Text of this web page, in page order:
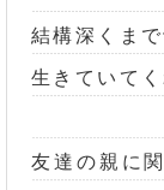
結構深くま
生きていて
友達の親に